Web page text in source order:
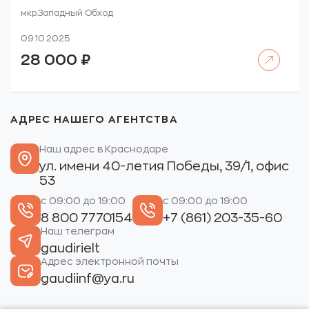
мкр.Западный Обход
09.10.2025
28 000 ₽
АДРЕС НАШЕГО АГЕНТСТВА
Наш адрес в Краснодаре
ул. имени 40-летия Победы, 39/1, офис
53
с 09:00 до 19:00
8 800 7770154
с 09:00 до 19:00
+7 (861) 203-35-60
Наш телеграм
gaudirielt
Адрес электронной почты
gaudiinf@ya.ru